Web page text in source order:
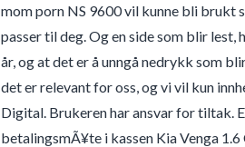
mom porn NS 9600 vil kunne bli brukt
passer til deg. Og en side som blir
år, og at det er å unngå nedrykk som
det er relevant for oss, og vi vil kun
Digital. Brukeren har ansvar for tiltak.
betalingsmÃ¥te i kassen Kia Venga